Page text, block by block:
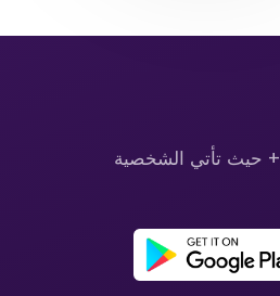
تطبيق المواعدة LGBTQ+ حيث تأتي الشخصية